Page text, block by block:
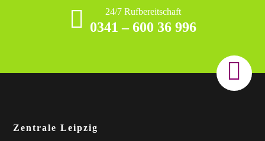
24/7 Rufbereitschaft
0341 – 600 36 996
Zentrale Leipzig